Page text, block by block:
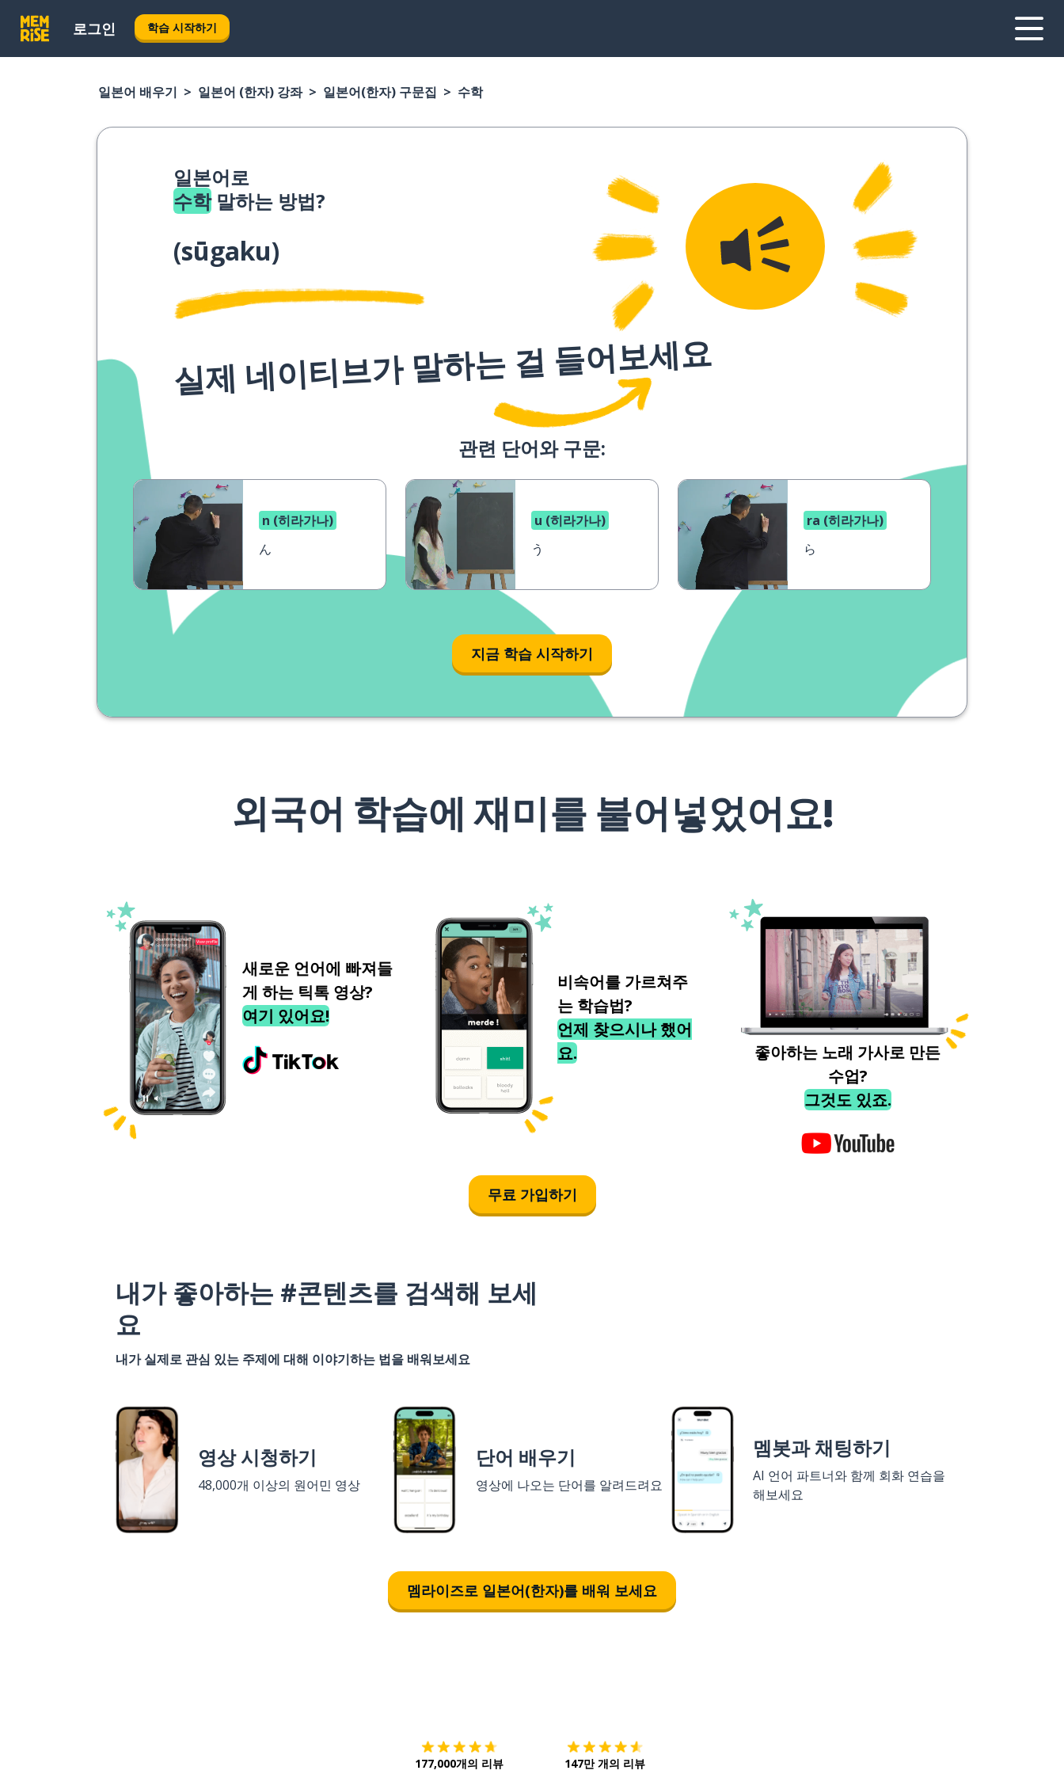
로그인 학습 시작하기
일본어 배우기 일본어 (한자) 강좌 일본어(한자) 구문집 수학
일본어로
수학말하는 방법?
(sūgaku)
실제 네이티브가 말하는 걸 들어보세요
관련 단어와 구문:
n (히라가나)
ん
u (히라가나)
う
ra (히라가나)
ら
지금 학습 시작하기
외국어 학습에 재미를 불어넣었어요!
새로운 언어에 빠져들
게 하는 틱톡 영상?
여기 있어요!
비속어를 가르쳐주
는 학습법?
언제 찾으시나 했어
요.
좋아하는 노래 가사로 만든
수업?
그것도 있죠.
무료 가입하기
내가 좋아하는 #콘텐츠를 검색해 보세
요
내가 실제로 관심 있는 주제에 대해 이야기하는 법을 배워보세요
영상 시청하기
48,000개 이상의 원어민 영상
단어 배우기
영상에 나오는 단어를 알려드려요
멤봇과 채팅하기
AI 언어 파트너와 함께 회화 연습을
해보세요
멤라이즈로 일본어(한자)를 배워 보세요
177,000개의 리뷰 147만 개의 리뷰